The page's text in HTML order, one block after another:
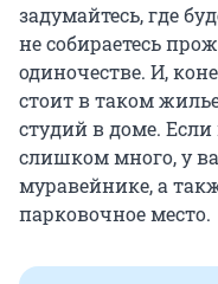
задумайтесь, где
не собираетесь
одиночестве. И,
стоит в таком
студий в доме.
слишком много, у
муравейнике, а
парковочное место.